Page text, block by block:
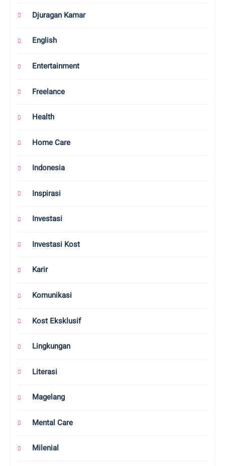
Coretan
D’Paragon
Design
Djuragan Kamar
English
Entertainment
Freelance
Health
Home Care
Indonesia
Inspirasi
Investasi
Investasi Kost
Karir
Komunikasi
Kost Eksklusif
Lingkungan
Literasi